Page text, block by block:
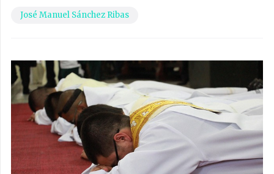
José Manuel Sánchez Ribas